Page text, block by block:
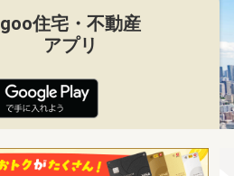
goo住宅・不動産
アプリ